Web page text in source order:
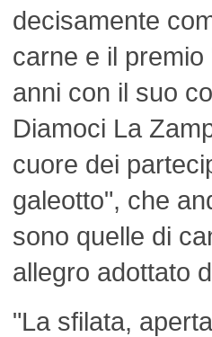
decisamente
carne e il
anni con il suo
Diamoci La
cuore dei
galeotto", che
sono quelle di
allegro adottato
"La sfilata,